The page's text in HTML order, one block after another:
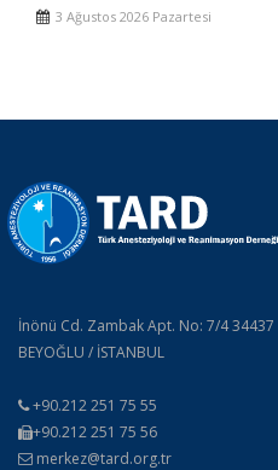
3 Ağustos 2026 Pazartesi
İnönü Cd. Zambak Apt. No: 7/4 34437
BEYOĞLU / İSTANBUL
+90.212 251 75 55
+90.212 251 75 56
merkez@tard.org.tr